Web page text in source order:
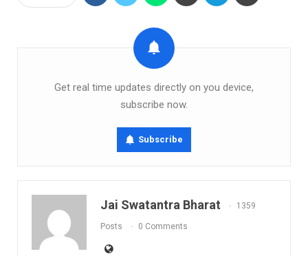
Get real time updates directly on you device,
subscribe now.
Subscribe
Jai Swatantra Bharat 1359
Posts 0 Comments